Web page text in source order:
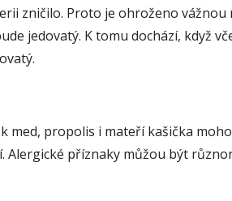
zničilo. Proto je ohroženo vážnou
jedovatý. K tomu dochází, když
med, propolis i mateří kašička
Alergické příznaky můžou být